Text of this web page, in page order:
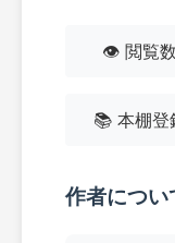
👁️ 閲覧
📚 本棚登
作者につい